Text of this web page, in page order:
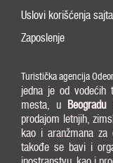
Uslovi korišćenja sajta
Zaposlenje
Turistička agencija
jedna je od vodećih
mesta, u Beogradu
prodajom letnjih,
kao i aranžmana za
takođe se bavi i